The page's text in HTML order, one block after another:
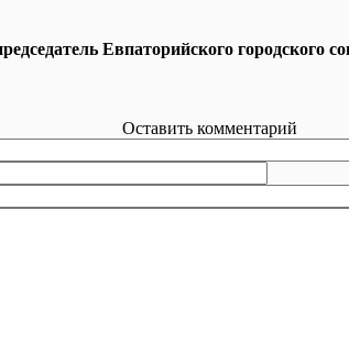
Евпаторийского городского
Оставить комментарий